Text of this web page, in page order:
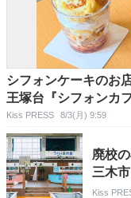
シフォンケーキのお
王塚台『シフォンカ
Kiss PRESS 8/3(月) 9:59
廃校
三木
Kiss